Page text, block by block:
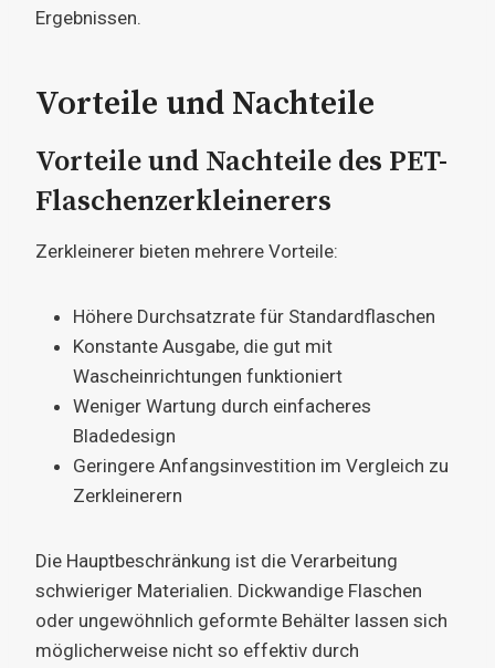
Ergebnissen.
Vorteile und Nachteile
Vorteile und Nachteile des PET-
Flaschenzerkleinerers
Zerkleinerer bieten mehrere Vorteile:
Höhere Durchsatzrate für Standardflaschen
Konstante Ausgabe, die gut mit
Wascheinrichtungen funktioniert
Weniger Wartung durch einfacheres
Bladedesign
Geringere Anfangsinvestition im Vergleich zu
Zerkleinerern
Die Hauptbeschränkung ist die Verarbeitung
schwieriger Materialien. Dickwandige Flaschen
oder ungewöhnlich geformte Behälter lassen sich
möglicherweise nicht so effektiv durch